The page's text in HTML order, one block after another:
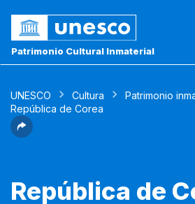
Patrimonio Cultural Inmaterial
UNESCO Cultura
Patrimonio
República de Corea
República de